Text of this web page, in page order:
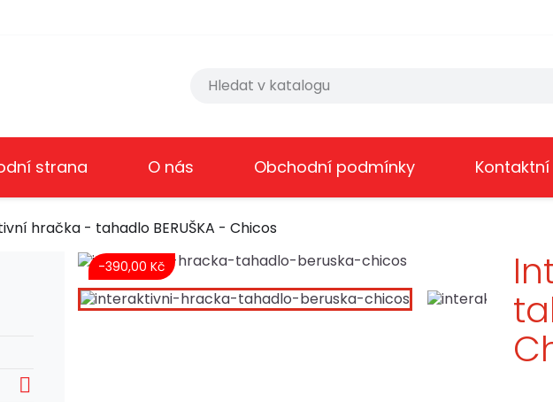
strana O nás Obchodní podmínky
hračka - tahadlo BERUŠKA - Chicos

-390,00 Kč